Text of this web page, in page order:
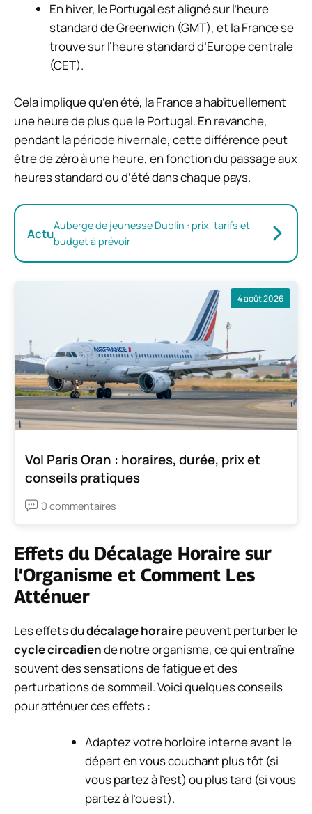
En hiver, le Portugal est aligné sur l’heure
standard de Greenwich (GMT), et la France se
trouve sur l’heure standard d’Europe centrale
(CET).
Cela implique qu’en été, la France a habituellement
une heure de plus que le Portugal. En revanche,
pendant la période hivernale, cette différence peut
être de zéro à une heure, en fonction du passage aux
heures standard ou d’été dans chaque pays.
ActuAuberge de jeunesse Dublin : prix, tarifs et
budget à prévoir
4 août 2026
Vol Paris Oran : horaires, durée, prix et
conseils pratiques
0 commentaires
Effets du Décalage Horaire sur
l’Organisme et Comment Les
Atténuer
Les effets dudécalage horairepeuvent perturber le
cycle circadiende notre organisme, ce qui entraîne
souvent des sensations de fatigue et des
perturbations de sommeil. Voici quelques conseils
pour atténuer ces effets :
Adaptez votre horloire interne avant le
départ en vous couchant plus tôt (si
vous partez à l’est) ou plus tard (si vous
partez à l’ouest).